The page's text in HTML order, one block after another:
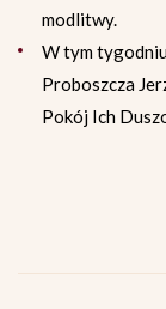
modlitwy.
W tym
Proboszcza
Pokój Ich